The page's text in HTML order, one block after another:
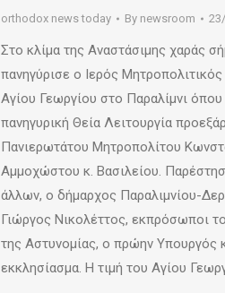
orthodox news today By newsroom
Στο κλίμα της Αναστάσιμης χαράς
πανηγύρισε ο Ιερός
Αγίου Γεωργίου στο Παραλίμνι
πανηγυρική Θεία Λειτουργία
Πανιερωτάτου Μητροπολίτου
Αμμοχώστου κ. Βασιλείου.
άλλων, ο δήμαρχος Παραλιμνίου-
Γιώργος Νικολέττος, εκπρόσωποι
της Αστυνομίας, ο πρώην Υπουργός
εκκλησίασμα. Η τιμή του Αγίου